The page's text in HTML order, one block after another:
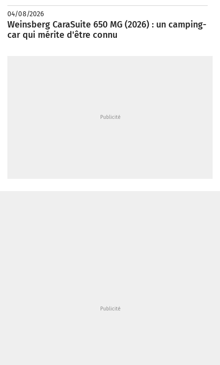
04/08/2026
Weinsberg CaraSuite 650 MG (2026) : un camping-
car qui mérite d'être connu